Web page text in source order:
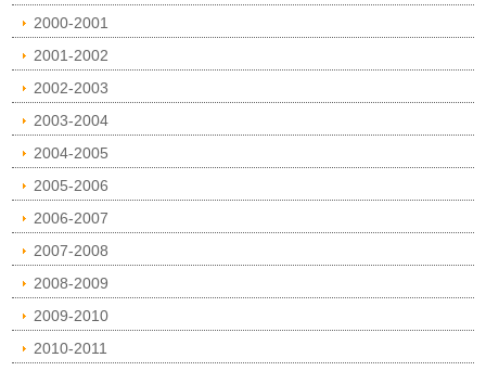
2000-2001
2001-2002
2002-2003
2003-2004
2004-2005
2005-2006
2006-2007
2007-2008
2008-2009
2009-2010
2010-2011